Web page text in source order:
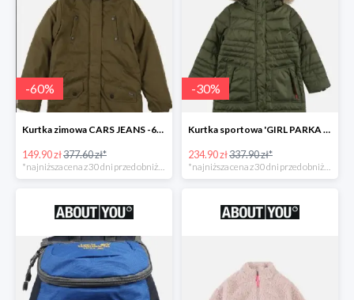
-60%
Kurtka zimowa CARS JEANS -60%
149.90 zł377.60 zł*
*najniższa cena z 30 dni przed obniżką
-30%
Kurtka sportowa 'GIRL PARKA SNAPS HOOD' CMP -30%
234.90 zł337.90 zł*
*najniższa cena z 30 dni przed obniżką